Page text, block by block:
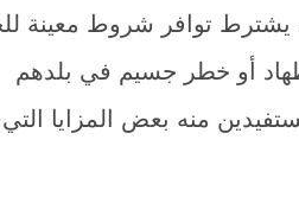
يشترط توافر شروط معينة
أو خطر جسيم في بلدهم
منه بعض المزايا التي